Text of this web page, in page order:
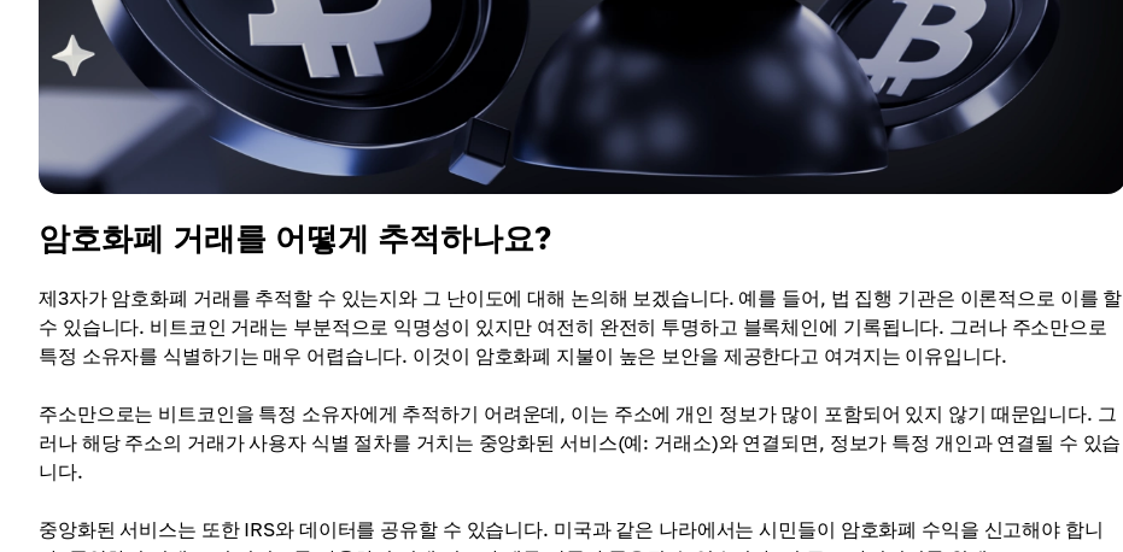
암호화폐 거래를 어떻게 추적하나요?
제3자가 암호화폐 거래를 추적할 수 있는지와 그 난이도에 대해 논의해 보겠습니다. 예를 들어, 법 집행 기관은 이론적으로 이를 할
수 있습니다. 비트코인 거래는 부분적으로 익명성이 있지만 여전히 완전히 투명하고 블록체인에 기록됩니다. 그러나 주소만으로
특정 소유자를 식별하기는 매우 어렵습니다. 이것이 암호화폐 지불이 높은 보안을 제공한다고 여겨지는 이유입니다.
주소만으로는 비트코인을 특정 소유자에게 추적하기 어려운데, 이는 주소에 개인 정보가 많이 포함되어 있지 않기 때문입니다. 그
러나 해당 주소의 거래가 사용자 식별 절차를 거치는 중앙화된 서비스(예: 거래소)와 연결되면, 정보가 특정 개인과 연결될 수 있습
니다.
중앙화된 서비스는 또한 IRS와 데이터를 공유할 수 있습니다. 미국과 같은 나라에서는 시민들이 암호화폐 수익을 신고해야 합니